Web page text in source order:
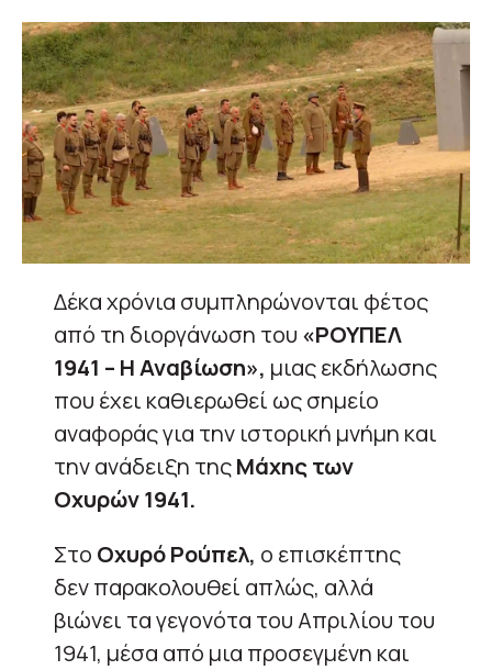
Δέκα χρόνια συμπληρώνονται φέτος
από τη διοργάνωση του «ΡΟΥΠΕΛ
1941 – Η Αναβίωση», μιας εκδήλωσης
που έχει καθιερωθεί ως σημείο
αναφοράς για την ιστορική μνήμη και
την ανάδειξη τηςΜάχης των
Οχυρών 1941.
Στο Οχυρό Ρούπελ, ο επισκέπτης
δεν παρακολουθεί απλώς, αλλά
βιώνει τα γεγονότα του Απριλίου του
1941, μέσα από μια προσεγμένη και